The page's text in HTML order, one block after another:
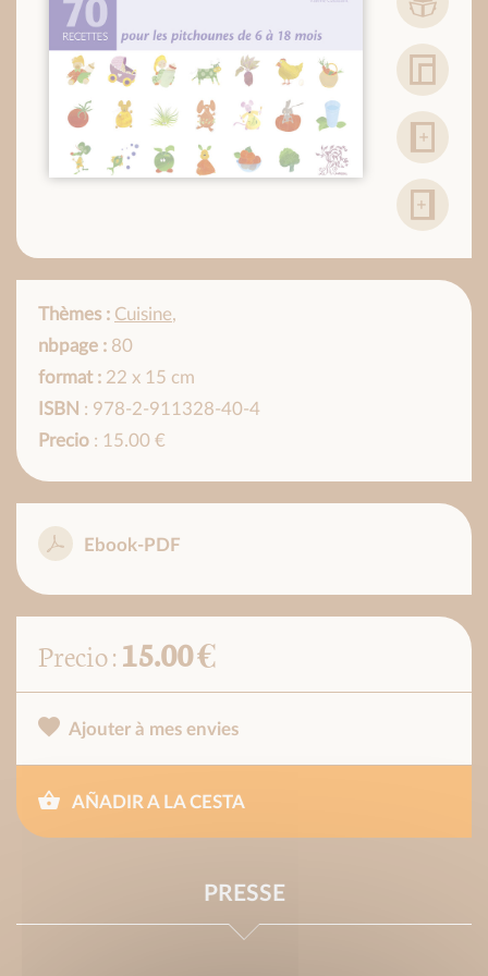
Thèmes : Cuisine,
nbpage : 80
format : 22 x 15 cm
ISBN : 978-2-911328-40-4
Precio : 15.00 €
Ebook-PDF
Precio :15.00 €
Ajouter à mes envies
AÑADIR A LA CESTA
PRESSE